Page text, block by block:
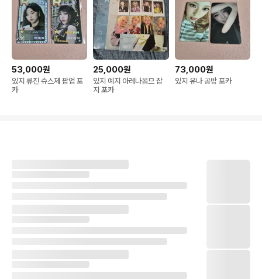
53,000원
있지 류진 슈스제 팝업 포
카
25,000원
있지 예지 아레나옴므 잡
지 포카
73,000원
있지 유나 공방 포카